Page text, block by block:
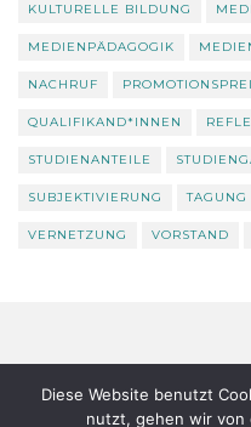
KULTURELLE BILDUNG
MEDIENPÄDAGOGIK
NACHRUF
QUALIFIKAND*INNEN
STUDIENANTEILE
SUBJEKTIVIERUNG TAGUNG
VERNETZUNG VORSTAND
Diese Website benutzt
nutzt, gehen wir von